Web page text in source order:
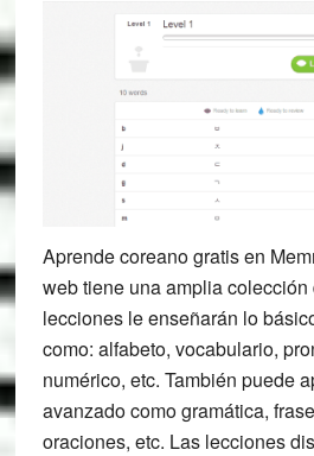
Aprende coreano gratis en
web tiene una amplia
lecciones le enseñarán lo
como: alfabeto, vocabulario,
numérico, etc. También puede
avanzado como gramática,
oraciones, etc. Las lecciones